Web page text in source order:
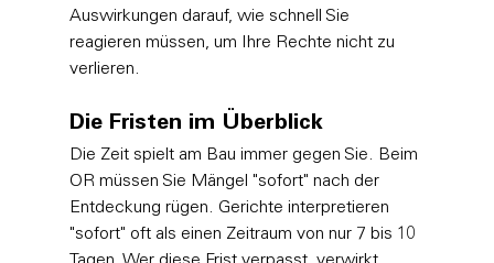
Auswirkungen darauf, wie schnell Sie
reagieren müssen, um Ihre Rechte nicht zu
verlieren.
Die Fristen im Überblick
Die Zeit spielt am Bau immer gegen Sie. Beim
OR müssen Sie Mängel "sofort" nach der
Entdeckung rügen. Gerichte interpretieren
"sofort" oft als einen Zeitraum von nur 7 bis 10